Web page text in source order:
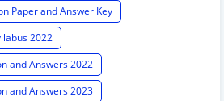
Paper and Answer Key
2022
and Answers 2022
and Answers 2023